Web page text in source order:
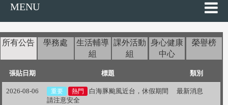
MENU
所有公告 學務處
生活輔導
組
課外活動
組
身心健康
中心
榮譽榜
張貼日期 標題 類別
2026-08-06 重要 熱門
白海豚颱風近台，休假期間
請注意安全
最新消息